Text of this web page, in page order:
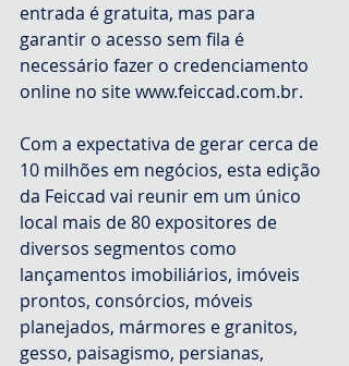
entrada é gratuita, mas para
garantir o acesso sem fila é
necessário fazer o credenciamento
online no site www.feiccad.com.br.
Com a expectativa de gerar cerca de
10 milhões em negócios, esta edição
da Feiccad vai reunir em um único
local mais de 80 expositores de
diversos segmentos como
lançamentos imobiliários, imóveis
prontos, consórcios, móveis
planejados, mármores e granitos,
gesso, paisagismo, persianas,